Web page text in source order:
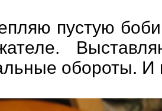
пустую
обороты. И